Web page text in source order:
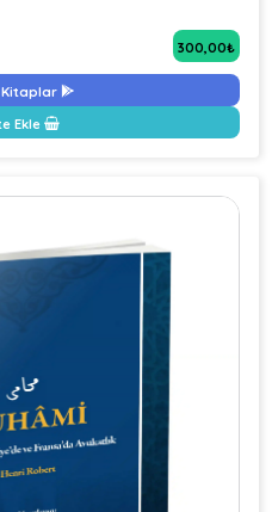
300,00₺
Ekle